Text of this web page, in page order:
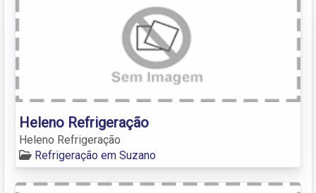
Heleno Refrigeração
Heleno Refrigeração
Refrigeração em Suzano